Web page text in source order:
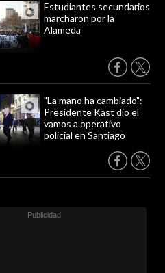
Estudiantes secundarios
marcharon por la
Alameda
"La mano ha cambiado":
Presidente Kast dio el
vamos a operativo
policial en Santiago